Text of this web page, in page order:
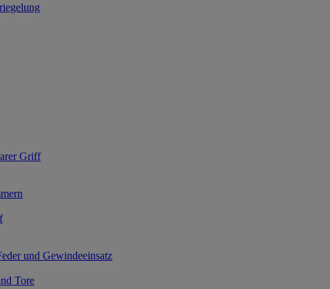
Griff
und Gewindeeinsatz
Tore